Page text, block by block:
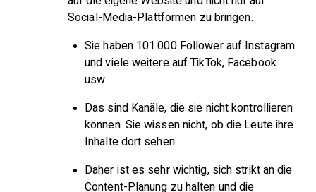
Social-Media-Plattformen zu bringen.
Sie haben 101.000 Follower auf Instagram
und viele weitere auf TikTok, Facebook
usw.
Das sind Kanäle, die sie nicht kontrollieren
können. Sie wissen nicht, ob die Leute ihre
Inhalte dort sehen.
Daher ist es sehr wichtig, sich strikt an die
Content-Planung zu halten und die